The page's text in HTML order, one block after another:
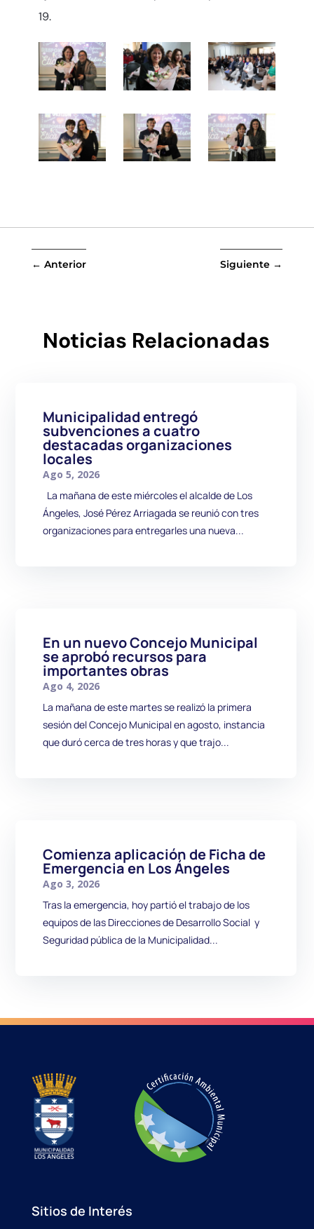
19.
← Anterior Siguiente →
Noticias Relacionadas
Municipalidad entregó
subvenciones a cuatro
destacadas organizaciones
locales
Ago 5, 2026
La mañana de este miércoles el alcalde de Los
Ángeles, José Pérez Arriagada se reunió con tres
organizaciones para entregarles una nueva...
En un nuevo Concejo Municipal
se aprobó recursos para
importantes obras
Ago 4, 2026
La mañana de este martes se realizó la primera
sesión del Concejo Municipal en agosto, instancia
que duró cerca de tres horas y que trajo...
Comienza aplicación de Ficha de
Emergencia en Los Ángeles
Ago 3, 2026
Tras la emergencia, hoy partió el trabajo de los
equipos de las Direcciones de Desarrollo Social y
Seguridad pública de la Municipalidad...
Sitios de Interés